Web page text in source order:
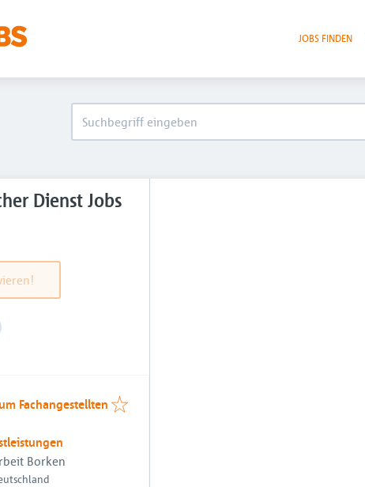
JOBS FINDEN
Dienst Jobs
Fachangestellten
Borken